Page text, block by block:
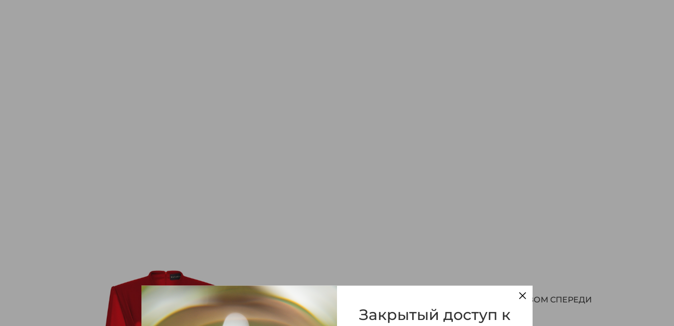
ПЛАТЬЕ МАКСИ САТИНОВОЕ С РАЗРЕЗОМ СПЕРЕДИ
Закрытый доступ к